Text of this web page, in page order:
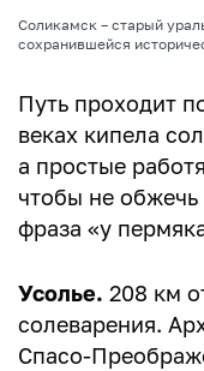
Соликамск – старый
сохранившейся
Путь проходит
веках кипела
а простые
чтобы не
фраза «у
Усолье. 208 км
солеварения.
Спасо-